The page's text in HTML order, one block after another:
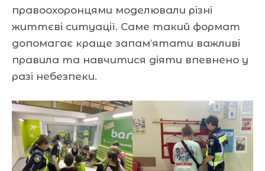
правоохоронцями моделювали різні
життєві ситуації. Саме такий формат
допомагає краще запам’ятати важливі
правила та навчитися діяти впевнено у
разі небезпеки.